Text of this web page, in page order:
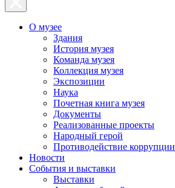
О музее
Здания
История музея
Команда музея
Коллекция музея
Экспозиции
Наука
Почетная книга музея
Документы
Реализованные проекты
Народный герой
Противодействие коррупции
Новости
События и выставки
Выставки